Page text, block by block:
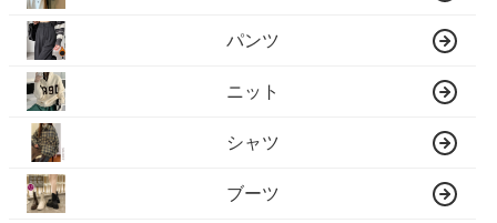
パンツ
ニット
シャツ
ブーツ